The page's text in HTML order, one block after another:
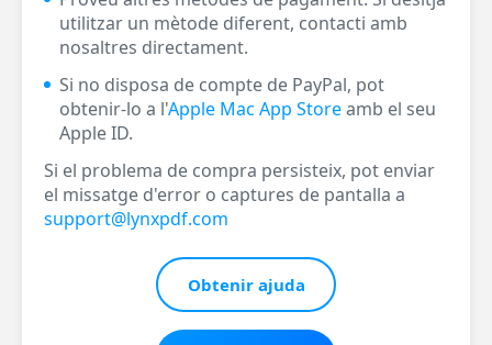
utilitzar un mètode diferent, contacti amb
nosaltres directament.
Si no disposa de compte de PayPal, pot
obtenir-lo a l'Apple Mac App Storeamb el seu
Apple ID.
Si el problema de compra persisteix, pot enviar
el missatge d'error o captures de pantalla a
support@lynxpdf.com
Obtenir ajuda